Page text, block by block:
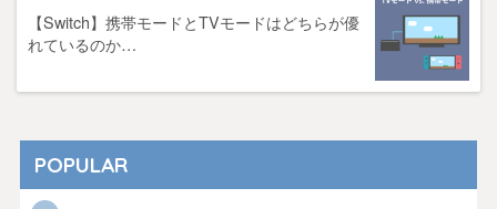
【Switch】携帯モードとTVモードはどちらが優
れているのか…
POPULAR